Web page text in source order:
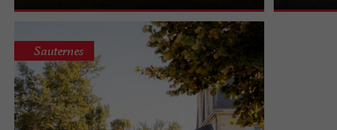
Sauternes